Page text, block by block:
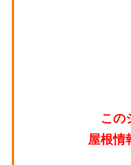
この
屋根情